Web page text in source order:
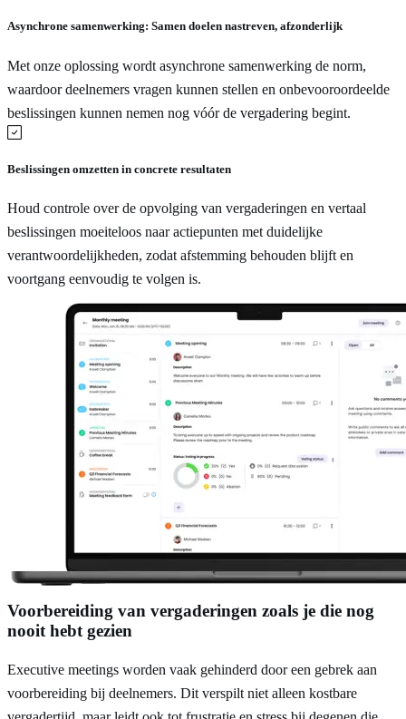
Asynchrone samenwerking: Samen doelen nastreven, afzonderlijk
Met onze oplossing wordt asynchrone samenwerking de norm,
waardoor deelnemers vragen kunnen stellen en onbevooroordeelde
beslissingen kunnen nemen nog vóór de vergadering begint.
Beslissingen omzetten in concrete resultaten
Houd controle over de opvolging van vergaderingen en vertaal
beslissingen moeiteloos naar actiepunten met duidelijke
verantwoordelijkheden, zodat afstemming behouden blijft en
voortgang eenvoudig te volgen is.
Voorbereiding van vergaderingen zoals je die nog
nooit hebt gezien
Executive meetings worden vaak gehinderd door een gebrek aan
voorbereiding bij deelnemers. Dit verspilt niet alleen kostbare